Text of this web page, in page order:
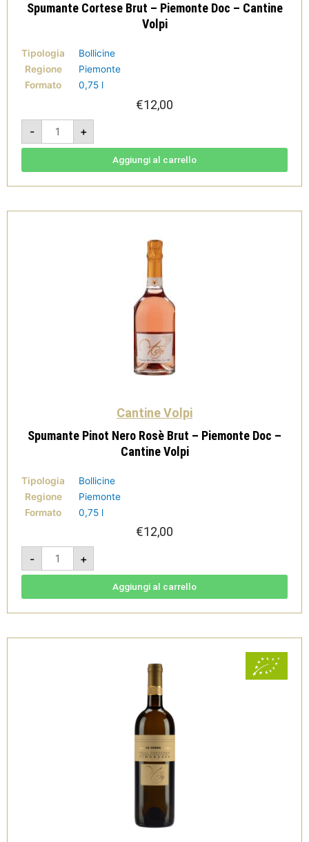
Spumante Cortese Brut – Piemonte Doc – Cantine
Volpi
Tipologia
Bollicine
Regione
Piemonte
Formato
0,75 l
€12,00
-
Spumante
Cortese
Brut
-
Cantine
+
Aggiungi al carrello
Cantine Volpi
Spumante Pinot Nero Rosè Brut – Piemonte Doc –
Cantine Volpi
Tipologia
Bollicine
Regione
Piemonte
Formato
0,75 l
€12,00
-
Spumante
Pinot
Nero
Rosè
Doc
Volpi
+
Aggiungi al carrello